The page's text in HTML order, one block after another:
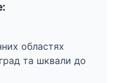
областях
та шквали до